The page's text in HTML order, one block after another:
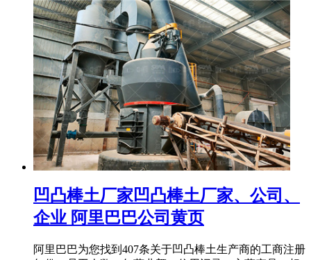
凹凸棒土厂家凹凸棒土厂家、公司、
企业 阿里巴巴公司黄页
阿里巴巴为您找到407条关于凹凸棒土生产商的工商注册